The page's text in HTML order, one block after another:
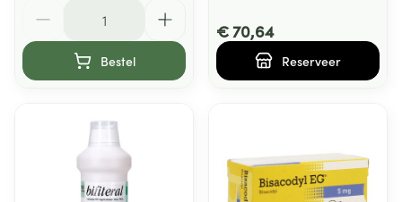
Bestel
€ 70,64
Reserveer